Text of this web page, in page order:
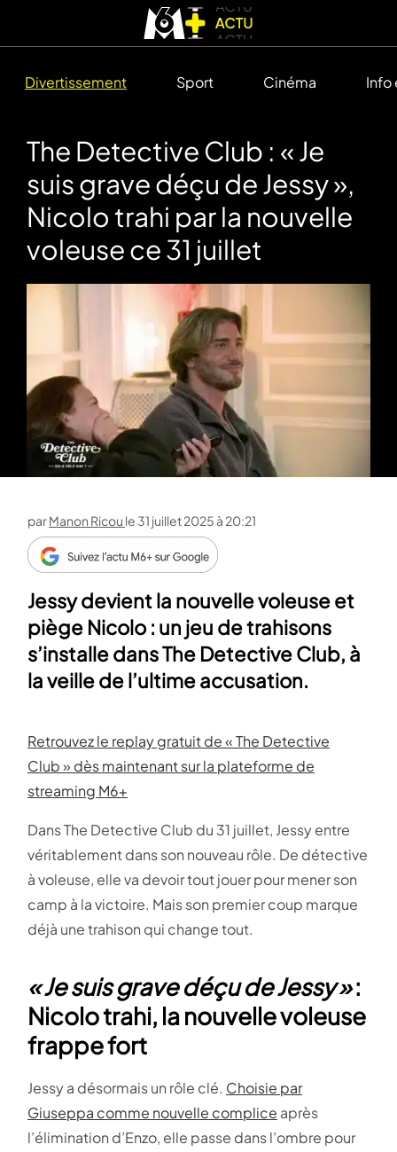
Divertissement Sport Cinéma Info
The Detective Club : « Je
suis grave déçu de Jessy »,
Nicolo trahi par la nouvelle
voleuse ce 31 juillet
parManon Ricou le 31 juillet 2025 à 20:21
Jessy devient la nouvelle voleuse et
piège Nicolo : un jeu de trahisons
s’installe dans The Detective Club, à
la veille de l’ultime accusation.
Retrouvez le replay gratuit de « The Detective
Club » dès maintenant sur la plateforme de
streaming M6+
Dans The Detective Club du 31 juillet, Jessy entre
véritablement dans son nouveau rôle. De détective
à voleuse, elle va devoir tout jouer pour mener son
camp à la victoire. Mais son premier coup marque
déjà une trahison qui change tout.
« Je suis grave déçu de Jessy »:
Nicolo trahi, la nouvelle voleuse
frappe fort
Jessy a désormais un rôle clé. Choisie par
Giuseppa comme nouvelle complice après
l’élimination d’Enzo, elle passe dans l’ombre pour